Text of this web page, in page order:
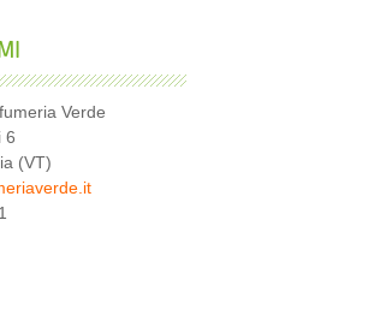
Verde
6
(VT)